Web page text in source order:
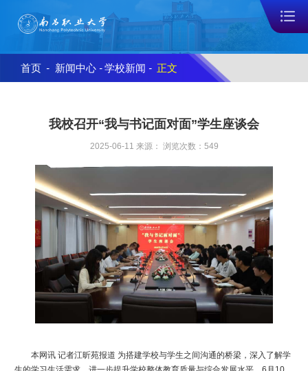
首页 - 新闻中心 - 学校新闻 - 正文
我校召开“我与书记面对面”学生座谈会
2025-06-11 来源： 浏览次数： 549
本网讯 记者江昕苑报道 为搭建学校与学生之间沟通的桥梁，深入了解学